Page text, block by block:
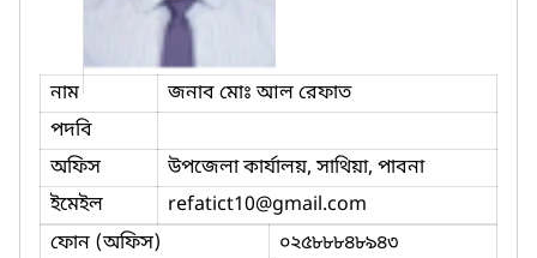
নাম
জনাব মোঃ আল রেফাত
পদবি
অফিস
উপজেলা কার্যালয়, সাথিয়া, পাবনা
ইমেইল
refatict10@gmail.com
ফোন (অফিস)
০২৫৮৮৮৪৮৯৪৩